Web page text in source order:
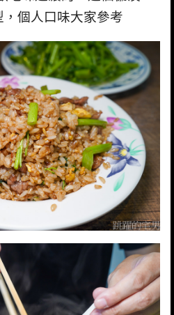
，個人口味大家參考